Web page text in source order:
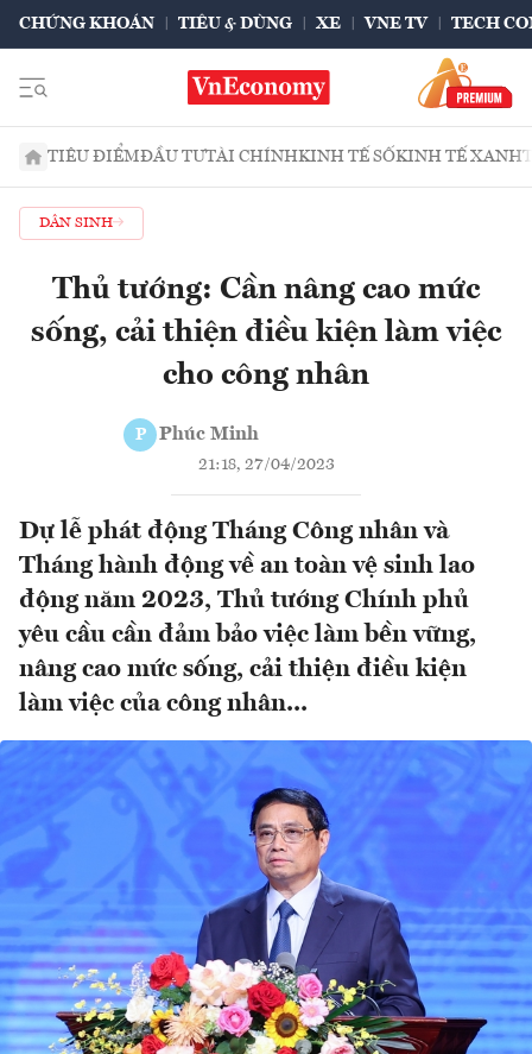
CHỨNG KHOÁN TIÊU & DÙNG XE VNE TV TECH
TIÊU ĐIỂMĐẦU TƯTÀI CHÍNHKINH TẾ SỐKINH TẾ XANH
DÂN SINH
Thủ tướng: Cần nâng cao mức
sống, cải thiện điều kiện làm việc
cho công nhân
P Phúc Minh
21:18, 27/04/2023
Dự lễ phát động Tháng Công nhân và
Tháng hành động về an toàn vệ sinh lao
động năm 2023, Thủ tướng Chính phủ
yêu cầu cần đảm bảo việc làm bền vững,
nâng cao mức sống, cải thiện điều kiện
làm việc của công nhân...